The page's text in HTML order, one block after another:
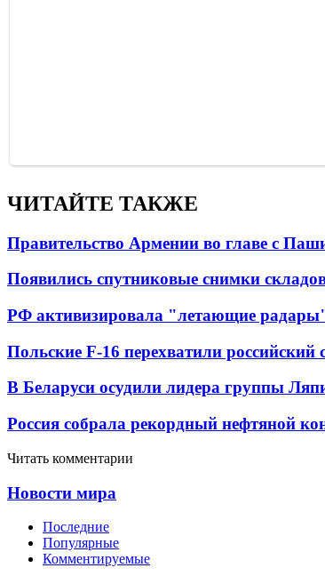
ЧИТАЙТЕ ТАКЖЕ
Правительство Армении во главе с
Появились спутниковые снимки
РФ активизировала "летающие
Польские F-16 перехватили
В Беларуси осудили лидера группы
Россия собрала рекордный нефтяной
Читать комментарии
Новости мира
Последние
Популярные
Комментируемые